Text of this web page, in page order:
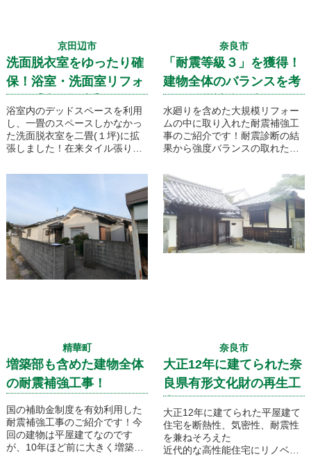
京田辺市
洗面脱衣室をゆったり確
保！浴室・洗面室リフォ
浴室内のデッドスペースを利用
し、一畳のスペースしかなかっ
た洗面脱衣室を二畳(１坪)に拡
張しました！在来タイル張りの
え、使い勝手の良い省スペース
した洗面脱衣室へとリフォーム
いたしました。
奈良市
「耐震等級３」を獲得！
建物全体のバランスを考
水廻りを含めた大規模リフォー
ムの中に取り入れた耐震補強工
事のご紹介です！耐震診断の結
果から強度バランスの取れた補
ベルの「耐震等級３」の強度を
実現します。等級３の強度と
は、現在決められている耐震基
準の1.5倍の耐震性を有し、震度
６や７クラスの地震が起きても
ほとんど修繕工事の必要なく住
み続けることのできる耐震強度
精華町
増築部も含めた建物全体
の耐震補強工事！
国の補助金制度を有効利用した
耐震補強工事のご紹介です！今
回の建物は平屋建てなのです
が、10年ほど前に大きく増築工
奈良市
大正12年に建てられた奈
良県有形文化財の再生工
大正12年に建てられた平屋建て
住宅を断熱性、気密性、耐震性
を兼ねそろえた
近代的な高性能住宅にリノベー